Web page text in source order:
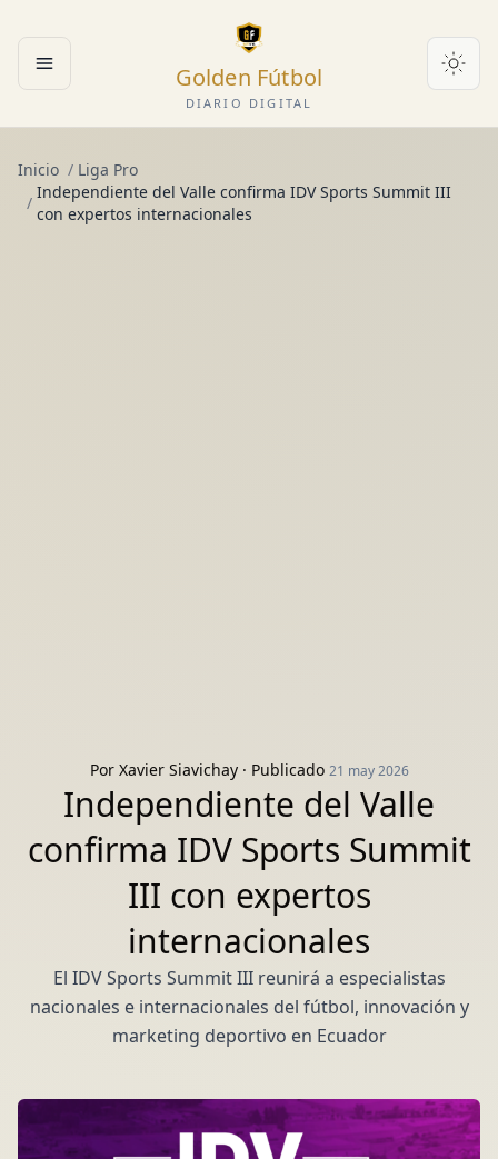
Abrir menú Golden Fútbol
DIARIO DIGITAL
Inicio / Liga Pro
/
Independiente del Valle confirma IDV Sports Summit III
con expertos internacionales
Por Xavier Siavichay· Publicado 21 may 2026
Independiente del Valle
confirma IDV Sports Summit
III con expertos
internacionales
El IDV Sports Summit III reunirá a especialistas
nacionales e internacionales del fútbol, innovación y
marketing deportivo en Ecuador